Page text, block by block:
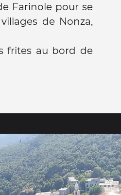
Farinole pour se
de Nonza,
frites au bord de